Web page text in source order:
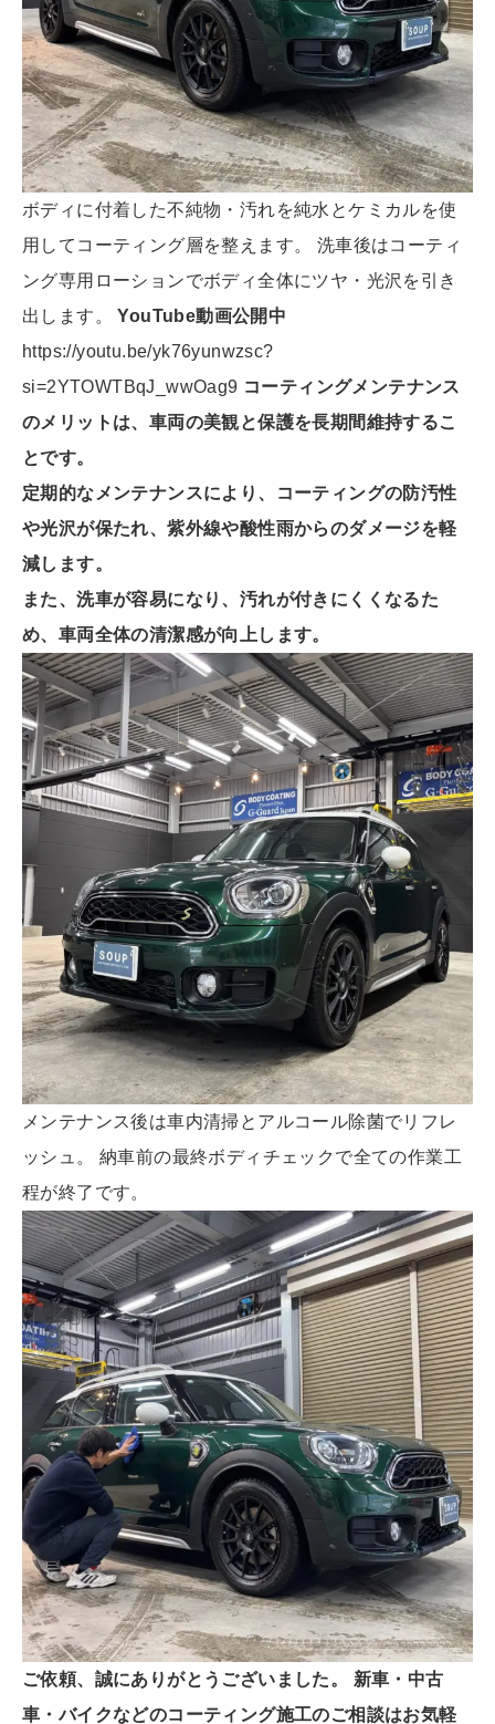
ボディに付着した不純物・汚れを純水とケミカルを使
用してコーティング層を整えます。 洗車後はコーティ
ング専用ローションでボディ全体にツヤ・光沢を引き
出します。YouTube動画公開中
https://youtu.be/yk76yunwzsc?
si=2YTOWTBqJ_wwOag9 コーティングメンテナンス
のメリットは、車両の美観と保護を長期 間維持するこ
とです。
定期的なメンテナンスにより、コーティングの防汚性
や光沢が保たれ、紫外線や酸性雨からのダメージを軽
減します。
また、洗車が容易になり、汚れが付きにくくなるた
め、車両全体の清潔感が向上します。
メンテナンス後は車内清掃とアルコール除菌でリフレ
ッシュ。 納車前の最終ボディチェックで全ての作業工
程が終了です。
ご依頼、誠にありがとうございました。
新車・中古
車・バイクなどのコーティング施工のご相談はお気軽